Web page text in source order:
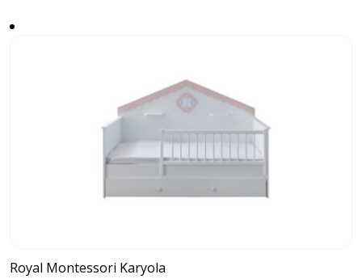
Royal Montessori Karyola